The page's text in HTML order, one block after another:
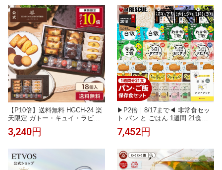
メンズ レディース シミ そばかす
肌ケア リフトケア ムダ毛ケア ワ
キ ヒゲ 脇 顔 自宅 照射早い 簡単
プレゼント
バッグ セイロンファミリー スリ
ランカ リラックス カフェ 蜂蜜紅
茶 ノンカフェイン メール便 送料
無料
【P10倍】送料無料 HGCH-24 楽
天限定 ガトー・キュイ・ラビテ
ュール 5種18個入お中元 お菓子
ギフト 詰め合わせ 手土産 内祝い
菓子 スイーツ プレゼント 退職
3,240円
▶P2倍｜8/17まで◀ 非常食セッ
ト パン と ごはん 1週間 21食【O
N】防災 ハンドブック付 【 非常
食 レストラン シリーズ 】 (パン
食 長期保存 5年保存 アルファ米
おにぎり 備蓄米 1人 分 7日 尾西
サタケ ひだまりパン
7,452円